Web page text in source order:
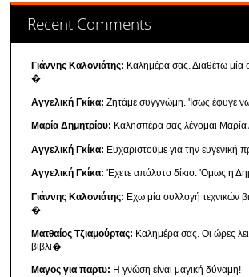
Recent Comments
Γιάννης Καλονιάτης: Καλημέρα σας. Διαθέτω μία
�
Αγγελική Γκίκα: Ζητάμε συγγνώμη. 'Ισως έφυγε
Μαρία Δημητρίου: Καλησπέρα σας λέγομαι
Αγγελική Γκίκα: Ευχαριστούμε για την ευγενική
Αγγελική Γκίκα: 'Εχετε απόλυτο δίκιο. 'Ομως η
Γιάννης Καλονιάτης: Εχω μία συλλογή τεχνικών
�
Ματθαίος Τζιαμούρτας: Καλημέρα σας. Οι ώρες
βιβλι�
Μαγος για παρτυ: Η γνώση είναι μαγική δύναμη!